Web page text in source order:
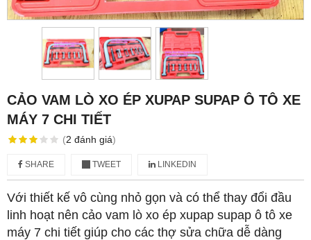
CẢO VAM LÒ XO ÉP XUPAP SUPAP Ô TÔ XE
MÁY 7 CHI TIẾT
(2 đánh giá)
SHARE TWEET LINKEDIN
Với thiết kế vô cùng nhỏ gọn và có thể thay đổi đầu
linh hoạt nên cảo vam lò xo ép xupap supap ô tô xe
máy 7 chi tiết giúp cho các thợ sửa chữa dễ dàng